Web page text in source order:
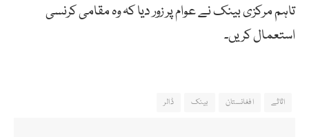
تاہم مرکزی بینک نے عوام پر زور دیا کہ وہ مقامی کرنسی
استعمال کریں۔
اثاثے افغانستان بینک ڈالر